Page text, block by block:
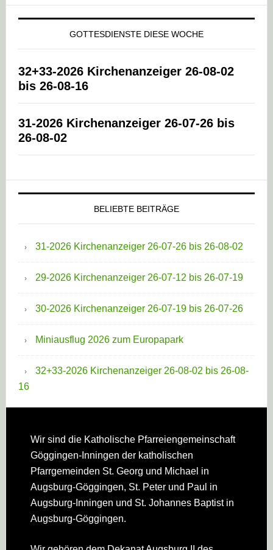
GOTTESDIENSTE DIESE WOCHE
32+33-2026 Kirchenanzeiger 26-08-02
bis 26-08-16
31-2026 Kirchenanzeiger 26-07-26 bis
26-08-02
BELIEBTE BEITRÄGE
31-2026 Kirchenanzeiger 26-07-26 bis 26-08-02
29-2026 Kirchenanzeiger 26-07-12 bis 26-07-19
30-2026 Kirchenanzeiger 26-07-19 bis 26-07-26
Miniausflug 2026 zum Europapark
32+33-2026 Kirchenanzeiger 26-08-02 bis 26-08-
16
Footer
Wir sind die Katholische Pfarreien­gemeinschaft
Göggingen-Inningen der katholischen
Pfarrgemeinden St. Georg und Michael in
Augsburg-Göggingen, St. Peter und Paul in
Augsburg-Inningen und St. Johannes Baptist in
Augsburg-Göggingen.